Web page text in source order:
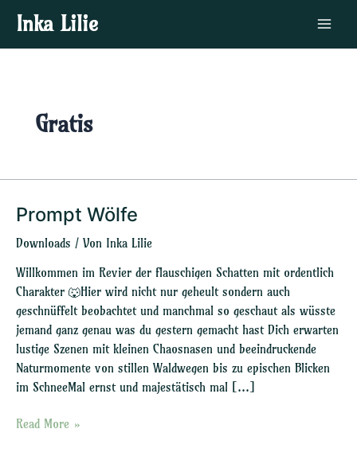
Inhalt
springen
Inka Lilie
Main
Menu
Gratis
Prompt Wölfe
Downloads / Von Inka Lilie
Willkommen im Revier der flauschigen Schatten mit ordentlich
Charakter 🐺Hier wird nicht nur geheult sondern auch
geschnüffelt beobachtet und manchmal so geschaut als wüsste
jemand ganz genau was du gestern gemacht hast Dich erwarten
lustige Szenen mit kleinen Chaosnasen und beeindruckende
Naturmomente von stillen Waldwegen bis zu epischen Blicken
im SchneeMal ernst und majestätisch mal […]
Prompt
Read More »
pagination